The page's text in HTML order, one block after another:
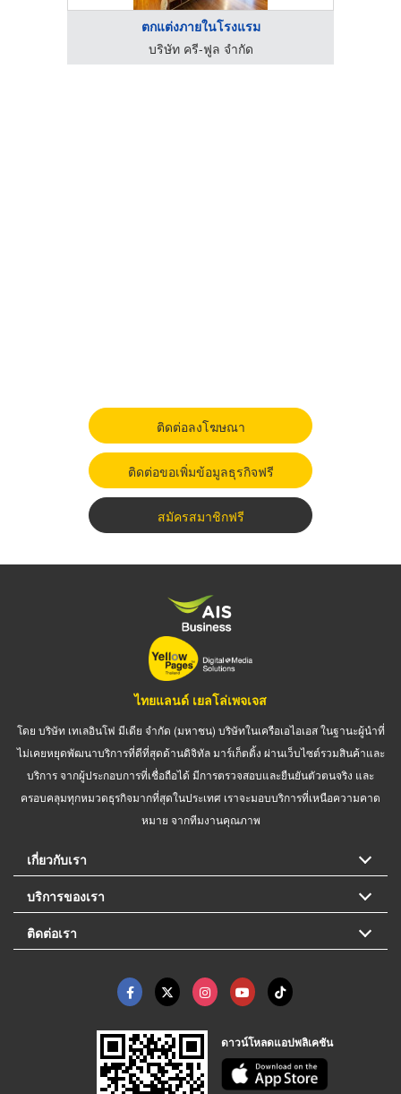
ตกแต่งภายในโรงแรม
บริษัท ครี-ฟูล จำกัด
ติดต่อลงโฆษณา
ติดต่อขอเพิ่มข้อมูลธุรกิจฟรี
สมัครสมาชิกฟรี
ไทยแลนด์ เยลโล่เพจเจส
โดย บริษัท เทเลอินโฟ มีเดีย จำกัด (มหาชน) บริษัทในเครือเอไอเอส ในฐานะผู้นำที่
ไม่เคยหยุดพัฒนาบริการที่ดีที่สุดด้านดิจิทัล มาร์เก็ตติ้ง ผ่านเว็บไซต์รวมสินค้าและ
บริการ จากผู้ประกอบการที่เชื่อถือได้ มีการตรวจสอบและยืนยันตัวตนจริง และ
ครอบคลุมทุกหมวดธุรกิจมากที่สุดในประเทศ เราจะมอบบริการที่เหนือความคาด
หมาย จากทีมงานคุณภาพ
เกี่ยวกับเรา
บริการของเรา
ติดต่อเรา
ดาวน์โหลดแอปพลิเคชัน